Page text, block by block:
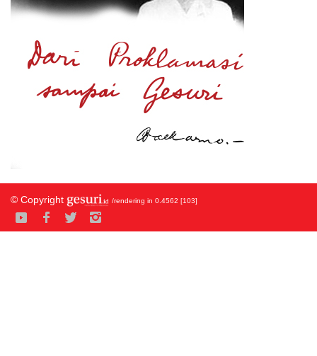
© Copyright /rendering in 0.4562 [103]